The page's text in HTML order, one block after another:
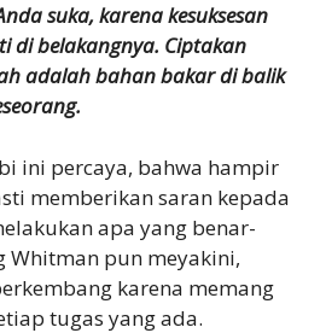
suka, karena kesuksesan
di belakangnya. Ciptakan
adalah bahan bakar di balik
ini percaya, bahwa hampir
memberikan saran kepada
apa yang benar-
Whitman pun meyakini,
karena memang
tugas yang ada.